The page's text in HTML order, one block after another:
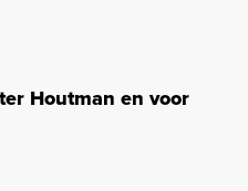
Houtman en voor